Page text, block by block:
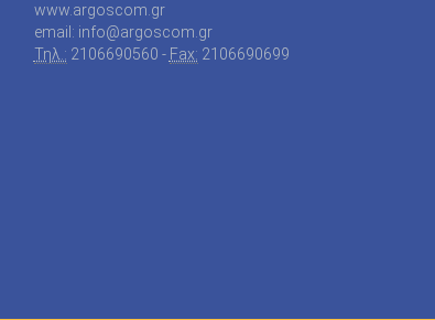
www.argoscom.gr
email: info@argoscom.gr
Τηλ.: 2106690560 - Fax: 2106690699